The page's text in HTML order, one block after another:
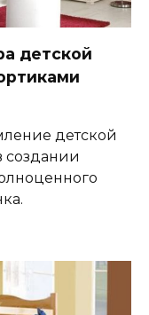
детской
детской
создании